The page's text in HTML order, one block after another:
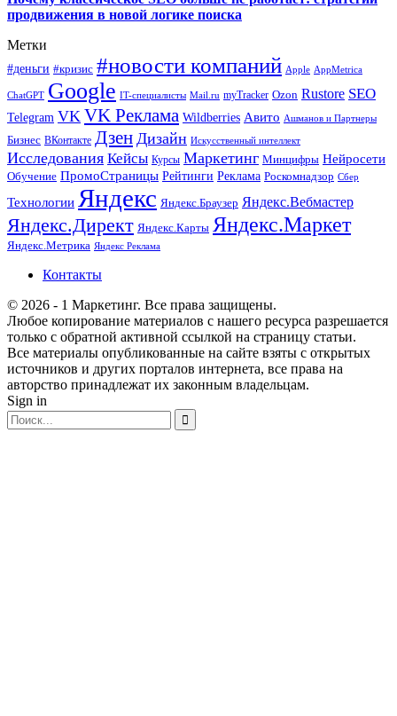
продвижения в новой логике поиска
Метки
#деньги #кризис #новости компаний Apple AppMetrica
ChatGPT Google IT-специалисты Mail.ru myTracker Ozon Rustore SEO
Telegram VK VK Реклама Wildberries Авито Ашманов и Партнеры
Бизнес ВКонтакте Дзен Дизайн Искусственный интеллект
Исследования Кейсы Курсы Маркетинг Минцифры Нейросети
Обучение ПромоСтраницы Рейтинги Реклама Роскомнадзор Сбер
Технологии Яндекс Яндекс.Браузер Яндекс.Вебмастер
Яндекс.Директ Яндекс.Карты Яндекс.Маркет
Яндекс.Метрика Яндекс Реклама
Контакты
© 2026 - 1 Маркетинг. Все права защищены.
Любое копирование материалов с нашего ресурса разрешается
только с обратной активной ссылкой на страницу статьи.
Все материалы опубликованные на сайте взяты с открытых
источников и других порталов интернета, все права на
авторство принадлежат их законным владельцам.
Sign in